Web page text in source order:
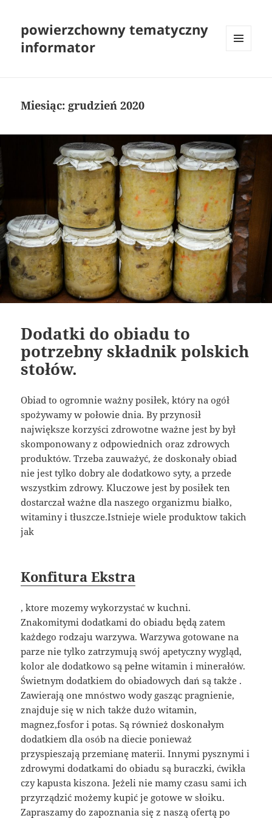
powierzchowny tematyczny
informator
Miesiąc: grudzień 2020
Dodatki do obiadu to
potrzebny składnik polskich
stołów.
Obiad to ogromnie ważny posiłek, który na ogół
spożywamy w połowie dnia. By przynosił
największe korzyści zdrowotne ważne jest by był
skomponowany z odpowiednich oraz zdrowych
produktów. Trzeba zauważyć, że doskonały obiad
nie jest tylko dobry ale dodatkowo syty, a przede
wszystkim zdrowy. Kluczowe jest by posiłek ten
dostarczał ważne dla naszego organizmu białko,
witaminy i tłuszcze.Istnieje wiele produktow takich
jak
Konfitura Ekstra
, ktore mozemy wykorzystać w kuchni.
Znakomitymi dodatkami do obiadu będą zatem
każdego rodzaju warzywa. Warzywa gotowane na
parze nie tylko zatrzymują swój apetyczny wygląd,
kolor ale dodatkowo są pełne witamin i minerałów.
Świetnym dodatkiem do obiadowych dań są także .
Zawierają one mnóstwo wody gasząc pragnienie,
znajduje się w nich także dużo witamin,
magnez,fosfor i potas. Są również doskonałym
dodatkiem dla osób na diecie ponieważ
przyspieszają przemianę materii. Innymi pysznymi i
zdrowymi dodatkami do obiadu są buraczki, ćwikła
czy kapusta kiszona. Jeżeli nie mamy czasu sami ich
przyrządzić możemy kupić je gotowe w słoiku.
Zapraszamy do zapoznania się z naszą ofertą po